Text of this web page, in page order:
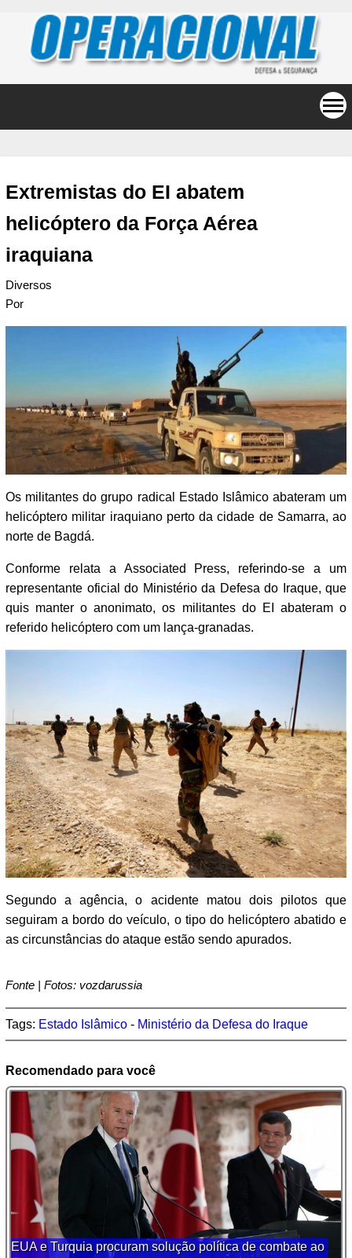
Extremistas do EI abatem
helicóptero da Força Aérea
iraquiana
Diversos
Por
Os militantes do grupo radical Estado Islâmico abateram um
helicóptero militar iraquiano perto da cidade de Samarra, ao
norte de Bagdá.
Conforme relata a Associated Press, referindo-se a um
representante oficial do Ministério da Defesa do Iraque, que
quis manter o anonimato, os militantes do EI abateram o
referido helicóptero com um lança-granadas.
Segundo a agência, o acidente matou dois pilotos que
seguiram a bordo do veículo, o tipo do helicóptero abatido e
as circunstâncias do ataque estão sendo apurados.
Fonte | Fotos: vozdarussia
Tags: Estado Islâmico - Ministério da Defesa do Iraque
Recomendado para você
EUA e Turquia procuram solução política de combate ao